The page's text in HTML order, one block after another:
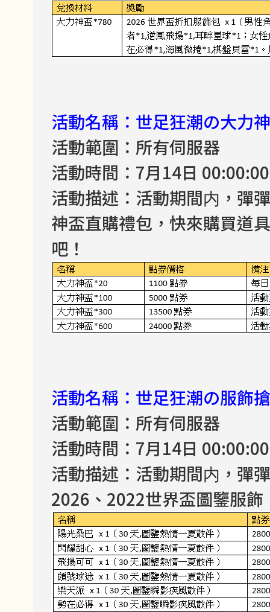
活動名稱：世足狂潮の大力
活動範圍：所有伺服器
活動時間：7月14日
活動描述：活動期間内，彈
神盃直購禮包，快來購買道
吧！
活動名稱：世足狂潮の服飾
活動範圍：所有伺服器
活動時間：7月14日
活動描述：活動期間内，彈
2026、2022世界盃圖鑒服飾